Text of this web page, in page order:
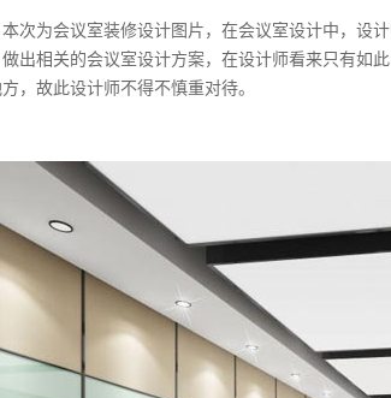
为会议室装修设计图片，在会议室设计中，设计
出相关的会议室设计方案，在设计师看来只有如
，故此设计师不得不慎重对待。